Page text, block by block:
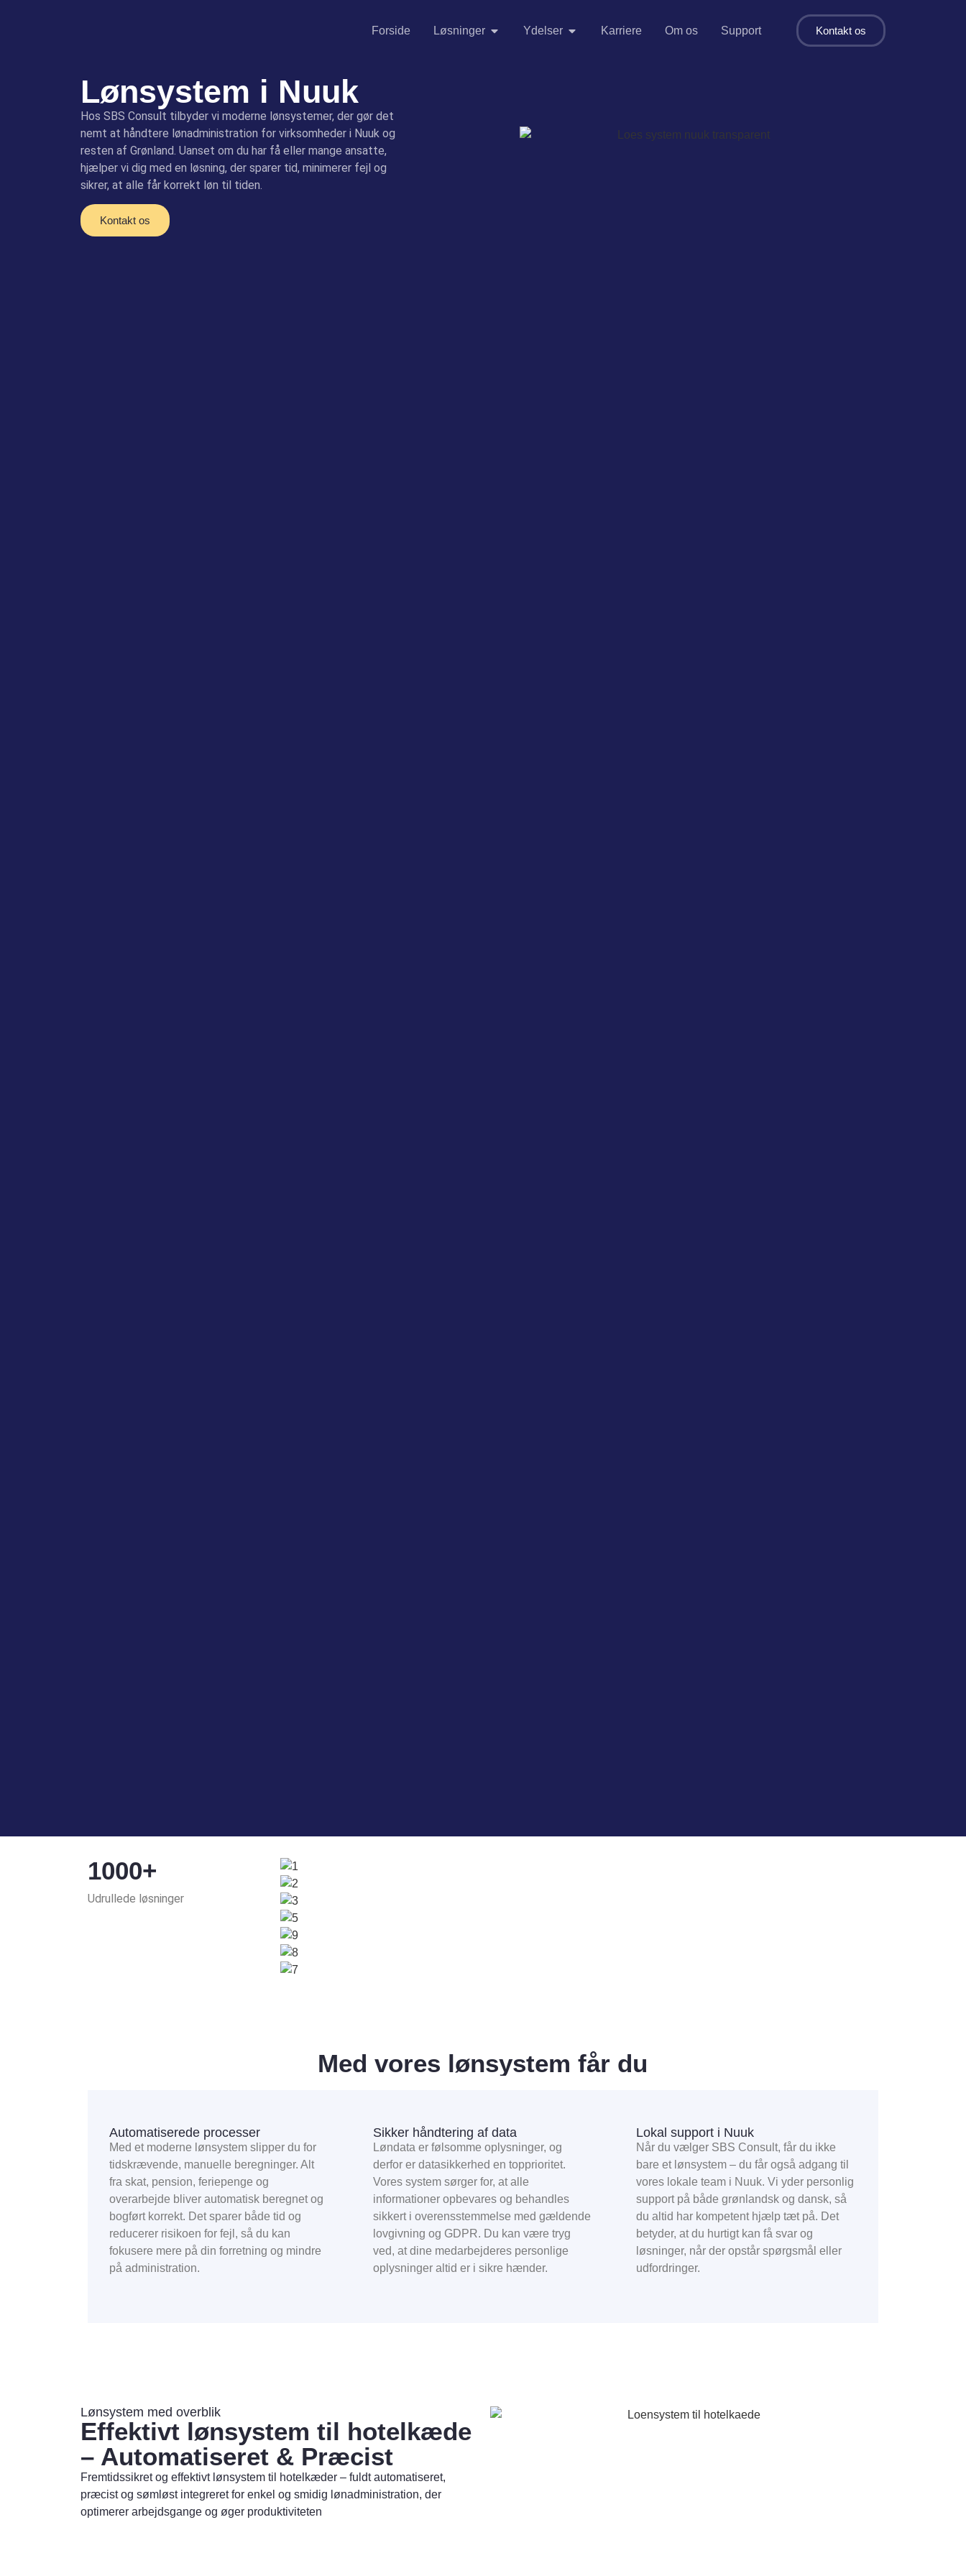
Forside Løsninger Ydelser Karriere Om os Support Kontakt os
Lønsystem i Nuuk
Hos SBS Consult tilbyder vi moderne lønsystemer, der gør det
nemt at håndtere lønadministration for virksomheder i Nuuk og
resten af Grønland. Uanset om du har få eller mange ansatte,
hjælper vi dig med en løsning, der sparer tid, minimerer fejl og
sikrer, at alle får korrekt løn til tiden.
Kontakt os
1000+
Udrullede løsninger
Med vores lønsystem får du
Automatiserede processer
Med et moderne lønsystem slipper du for
tidskrævende, manuelle beregninger. Alt
fra skat, pension, feriepenge og
overarbejde bliver automatisk beregnet og
bogført korrekt. Det sparer både tid og
reducerer risikoen for fejl, så du kan
fokusere mere på din forretning og mindre
på administration.
Sikker håndtering af data
Løndata er følsomme oplysninger, og
derfor er datasikkerhed en topprioritet.
Vores system sørger for, at alle
informationer opbevares og behandles
sikkert i overensstemmelse med gældende
lovgivning og GDPR. Du kan være tryg
ved, at dine medarbejderes personlige
oplysninger altid er i sikre hænder.
Lokal support i Nuuk
Når du vælger SBS Consult, får du ikke
bare et lønsystem – du får også adgang til
vores lokale team i Nuuk. Vi yder personlig
support på både grønlandsk og dansk, så
du altid har kompetent hjælp tæt på. Det
betyder, at du hurtigt kan få svar og
løsninger, når der opstår spørgsmål eller
udfordringer.
Lønsystem med overblik
Effektivt lønsystem til hotelkæde
– Automatiseret & Præcist
Fremtidssikret og effektivt lønsystem til hotelkæder – fuldt automatiseret,
præcist og sømløst integreret for enkel og smidig lønadministration, der
optimerer arbejdsgange og øger produktiviteten